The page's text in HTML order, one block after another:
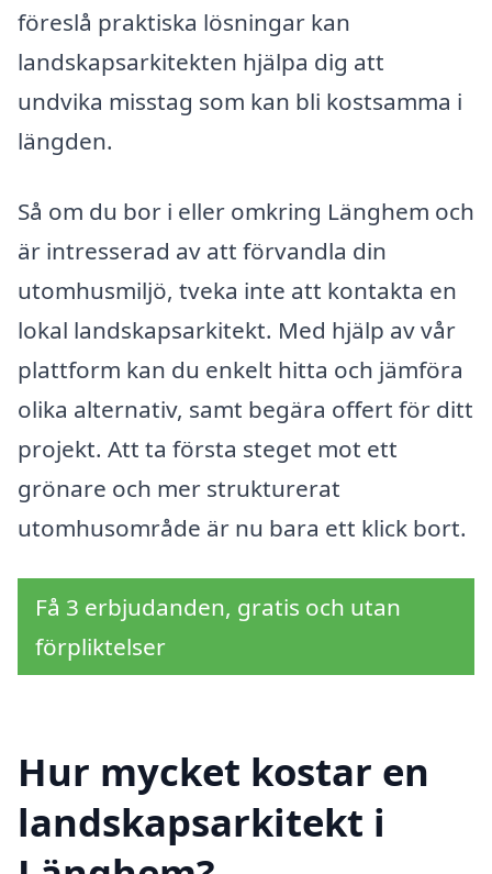
föreslå praktiska lösningar kan
landskapsarkitekten hjälpa dig att
undvika misstag som kan bli kostsamma i
längden.
Så om du bor i eller omkring Länghem och
är intresserad av att förvandla din
utomhusmiljö, tveka inte att kontakta en
lokal landskapsarkitekt. Med hjälp av vår
plattform kan du enkelt hitta och jämföra
olika alternativ, samt begära offert för ditt
projekt. Att ta första steget mot ett
grönare och mer strukturerat
utomhusområde är nu bara ett klick bort.
Få 3 erbjudanden, gratis och utan
förpliktelser
Hur mycket kostar en
landskapsarkitekt i